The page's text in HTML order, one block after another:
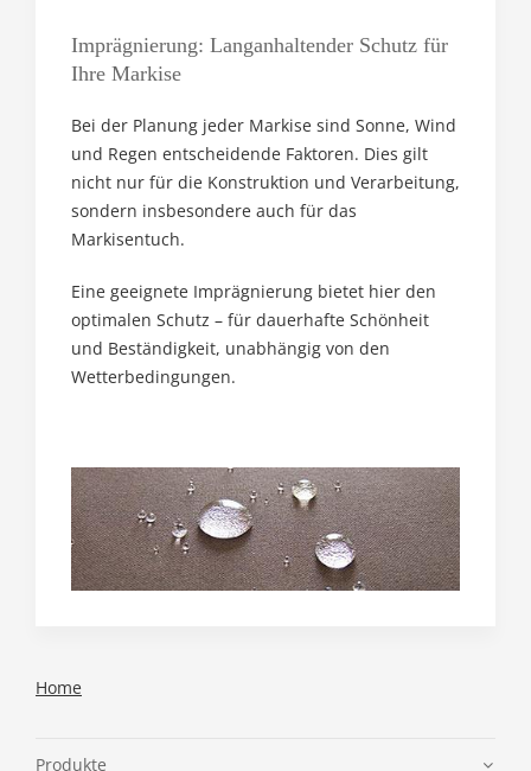
Imprägnierung: Langanhaltender Schutz für
Ihre Markise
Bei der Planung jeder Markise sind Sonne, Wind
und Regen entscheidende Faktoren. Dies gilt
nicht nur für die Konstruktion und Verarbeitung,
sondern insbesondere auch für das
Markisentuch.
Eine geeignete Imprägnierung bietet hier den
optimalen Schutz – für dauerhafte Schönheit
und Beständigkeit, unabhängig von den
Wetterbedingungen.
Home
Produkte